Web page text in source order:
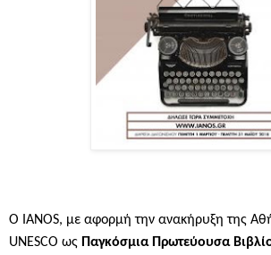
Ο ΙΑΝΟS, με αφορμή την ανακήρυξη της
UNESCO ως Παγκόσμια Πρωτεύουσα